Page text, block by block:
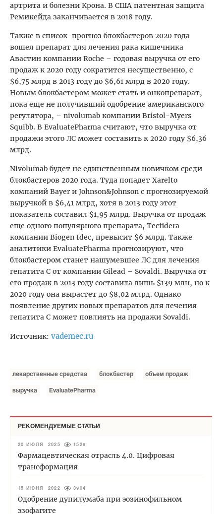
артрита и болезни Крона. В США патентная защита
Ремикейда заканчивается в 2018 году.
Также в список-прогноз блокбастеров 2020 года
вошел препарат для лечения рака кишечника
Авастин компании Roche – годовая выручка от его
продаж к 2020 году сократится несущественно, с
$6,75 млрд в 2013 году до $6,61 млрд в 2020 году.
Новым блокбастером может стать и онкопрепарат,
пока еще не получивший одобрение американского
регулятора, – nivolumab компании Bristol-Myers
Squibb. В EvaluatePharma считают, что выручка от
продажи этого ЛС может составить к 2020 году $6,36
млрд.
Nivolumab будет не единственным новичком среди
блокбастеров 2020 года. Туда попадет Xarelto
компаний Bayer и Johnson&Johnson с прогнозируемой
выручкой в $6,41 млрд, хотя в 2013 году этот
показатель составил $1,95 млрд. Выручка от продаж
еще одного популярного препарата, Tecfidera
компании Biogen Idec, превысит $6 млрд. Также
аналитики EvaluatePharma прогнозируют, что
блокбастером станет нашумевшее ЛС для лечения
гепатита С от компании Gilead – Sovaldi. Выручка от
его продаж в 2013 году составила лишь $139 млн, но к
2020 году она вырастет до $8,02 млрд. Однако
появление других новых препаратов для лечения
гепатита С может повлиять на продажи Sovaldi.
Источник: vademec.ru
лекарственные средства блокбастер объем продаж
выручка EvaluatePharma
РЕКОМЕНДУЕМЫЕ СТАТЬИ
20 ИЮЛЯ 2025 1528
Фармацевтическая отрасль 4.0. Цифровая
трансформация
15 ИЮНЯ 2022 3904
Одобрение дупилумаба при эозинофильном
эзофагите